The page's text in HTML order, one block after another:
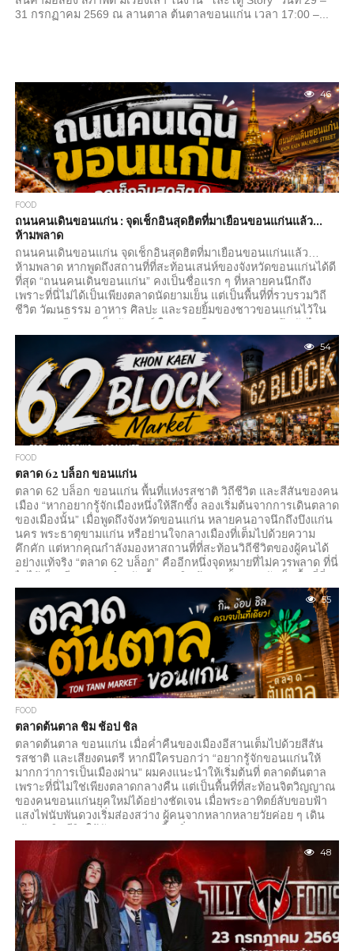
31 กรกฏาคม 2569 ณ ลานตาล ต้นตาลขอนแก่น เวลา 17:00 –...
46
FOOD
ถนนคนเดินขอนแก่น : จุดเช็กอินสุดฮิตที่มาเยือนขอนแก่นแล้ว…
ห้ามพลาด
ถนนคนเดินขอนแก่น จุดเช็กอินสุดฮิตที่มาเยือนขอนแก่นแล้ว…
ห้ามพลาด หากพูดถึงสถานที่ที่สะท้อนเสน่ห์ของจังหวัดขอนแก่นได้ดี
ที่สุด “ถนนคนเดินขอนแก่น” คงเป็นชื่อแรก ๆ ที่หลายคนนึกถึง
เพราะที่นี่ไม่ได้เป็นเพียงตลาดนัดยามเย็น แต่เป็นพื้นที่ที่รวบรวมวิถี
ชีวิต วัฒนธรรม อาหาร ศิลปะ และรอยยิ้มของชาวขอนแก่นไว้ใน
ด้วยนักท่องเที่ยว คนท้องถิ่น และครอบครัวที่ออกมาเดินเล่น ชิม
อาหารอร่อย และเลือกซื้อสินค้าทำมือจากผู้ประกอบการในชุมชน
ถนนสายนี้เปิดให้เดินตั้งแต่ช่วงเย็นไปจนถึงค่ำ พร้อมร้านค้าหลาย
ร้อยร้านที่เรียงรายตลอดเส้นทางกว่า 700...
54
FOOD
ตลาด 62 บล็อก ขอนแก่น
ตลาด 62 บล็อก ขอนแก่น พื้นที่แห่งรสชาติ วิถีชีวิต และสีสันของคน
เมือง “หากอยากรู้จักเมืองหนึ่งให้ลึกซึ้ง ลองเริ่มต้นจากการเดินตลาด
ของเมืองนั้น” เมื่อพูดถึงจังหวัดขอนแก่น หลายคนอาจนึกถึงบึงแก่น
นคร พระธาตุขามแก่น หรือย่านใจกลางเมืองที่เต็มไปด้วยความ
คึกคัก แต่หากคุณกำลังมองหาสถานที่ที่สะท้อนวิถีชีวิตของผู้คนได้
อย่างแท้จริง “ตลาด 62 บล็อก” คืออีกหนึ่งจุดหมายที่ไม่ควรพลาด ที่นี่
รวมเอาอาหารท้องถิ่น งานคราฟต์ สินค้าแฮนด์เมด...
55
FOOD
ตลาดต้นตาล ชิม ช้อป ชิล
ตลาดต้นตาล ขอนแก่น เมื่อค่ำคืนของเมืองอีสานเต็มไปด้วยสีสัน
รสชาติ และเสียงดนตรี หากมีใครบอกว่า “อยากรู้จักขอนแก่นให้
มากกว่าการเป็นเมืองผ่าน” ผมคงแนะนำให้เริ่มต้นที่ ตลาดต้นตาล
เพราะที่นี่ไม่ใช่เพียงตลาดกลางคืน แต่เป็นพื้นที่ที่สะท้อนจิตวิญญาณ
ของคนขอนแก่นยุคใหม่ได้อย่างชัดเจน เมื่อพระอาทิตย์ลับขอบฟ้า
แสงไฟนับพันดวงเริ่มส่องสว่าง ผู้คนจากหลากหลายวัยค่อย ๆ เดิน
สายลม เสียงดนตรีสดดังแว่วมาจากเวทีกลาง และรอยยิ้มของผู้คน
ทำให้บรรยากาศเต็มไปด้วยความอบอุ่น ตลาดต้นตาลตั้งอยู่บนถนน
มิตรภาพ ใจกลางเมืองขอนแก่น เปิดให้บริการทุกวันในช่วงเย็น
จนถึงค่ำ...
48